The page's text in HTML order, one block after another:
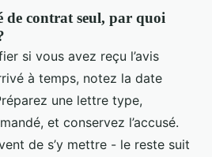
de contrat seul, par quoi
si vous avez reçu l’avis
à temps, notez la date
une lettre type,
et conservez l’accusé.
de s’y mettre - le reste suit